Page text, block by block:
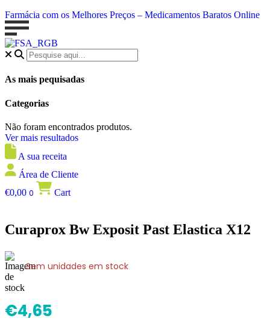
Farmácia com os Melhores Preços – Medicamentos Baratos Online
As mais pequisadas
Categorias
Não foram encontrados produtos.
Ver mais resultados
A sua receita
Área de Cliente
€0,00 0 Cart
Curaprox Bw Exposit Past Elastica X12
Sem unidades em stock
€4,65